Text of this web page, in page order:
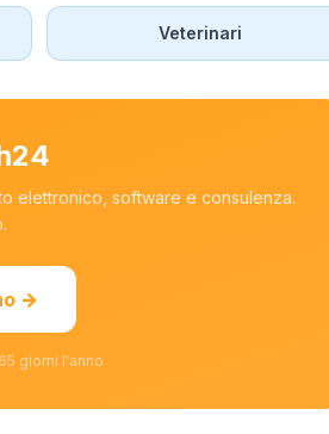
Veterinari
elettronico, software e consulenza.
→
giorni l'anno